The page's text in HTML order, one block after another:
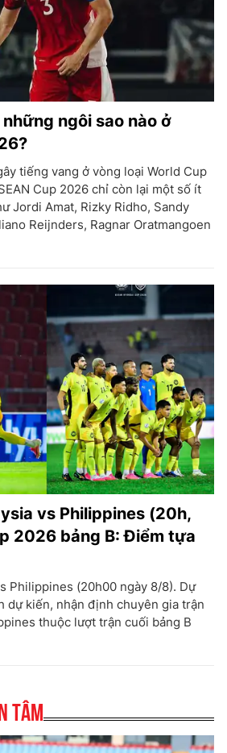
ngôi sao nào ở
tiếng vang ở vòng loại World Cup
Cup 2026 chỉ còn lại một số ít
Jordi Amat, Rizky Ridho, Sandy
Reijnders, Ragnar Oratmangoen
vs Philippines (20h,
2026 bảng B: Điểm tựa
Philippines (20h00 ngày 8/8). Dự
dự kiến, nhận định chuyên gia trận
thuộc lượt trận cuối bảng B
tâm